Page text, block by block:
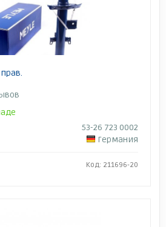
53-26 723 0002
Германия
Код: 211696-20